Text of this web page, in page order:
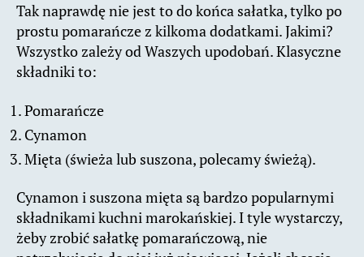
Tak naprawdę nie jest to do końca sałatka, tylko po
prostu pomarańcze z kilkoma dodatkami. Jakimi?
Wszystko zależy od Waszych upodobań. Klasyczne
składniki to:
Pomarańcze
Cynamon
Mięta (świeża lub suszona, polecamy świeżą).
Cynamon i suszona mięta są bardzo popularnymi
składnikami kuchni marokańskiej. I tyle wystarczy,
żeby zrobić sałatkę pomarańczową, nie